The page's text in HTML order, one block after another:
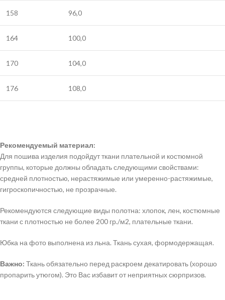
158 96,0
164 100,0
170 104,0
176 108,0
Рекомендуемый материал:
Для пошива изделия подойдут ткани плательной и костюмной
группы, которые должны обладать следующими свойствами:
средней плотностью, нерастяжимые или умеренно-растяжимые,
гигроскопичностью, не прозрачные.
Рекомендуются следующие виды полотна: хлопок, лен, костюмные
ткани с плотностью не более 200 гр./м2, плательные ткани.
Юбка на фото выполнена из льна. Ткань сухая, формодержащая.
Важно: Ткань обязательно перед раскроем декатировать (хорошо
пропарить утюгом). Это Вас избавит от неприятных сюрпризов.